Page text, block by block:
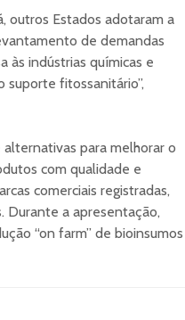
outros Estados adotaram a
de demandas
às indústrias químicas e
suporte fitossanitário”,
para melhorar o
com qualidade e
comerciais registradas,
Durante a apresentação,
“on farm” de bioinsumos